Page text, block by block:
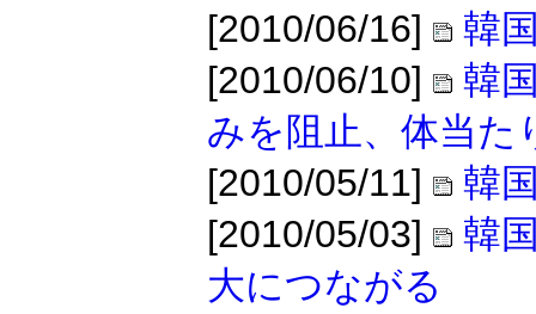
[2010/06/16]
韓
[2010/06/10]
韓
みを阻止、体当た
[2010/05/11]
韓
[2010/05/03]
韓
大につながる